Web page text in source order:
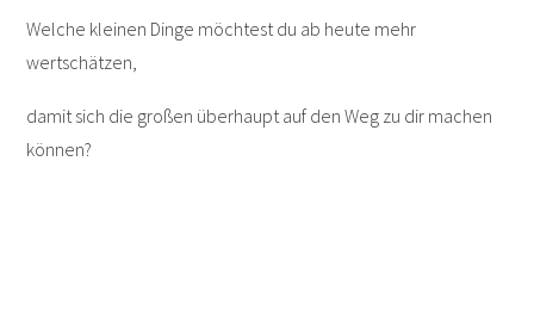
Welche kleinen Dinge möchtest du ab heute mehr
wertschätzen,
damit sich die großen überhaupt auf den Weg zu dir machen
können?